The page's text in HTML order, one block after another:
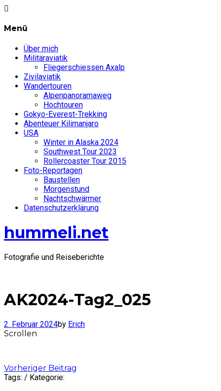
Menü
Über mich
Militäraviatik
Fliegerschiessen Axalp
Zivilaviatik
Wandertouren
Alpenpanoramaweg
Hochtouren
Gokyo-Everest-Trekking
Abenteuer Kilimanjaro
USA
Winter in Alaska 2024
Southwest Tour 2023
Rollercoaster Tour 2015
Foto-Reportagen
Baustellen
Morgenstund
Nachtschwärmer
Datenschutzerklärung
hummeli.net
Fotografie und Reiseberichte
AK2024-Tag2_025
2. Februar 2024by Erich
Scrollen
Post
navigation
Vorheriger Beitrag
Tags: / Kategorie: